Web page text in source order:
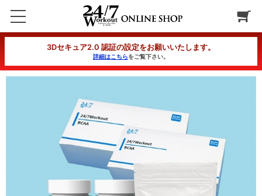
ボディメイクサポートセット スターターA 4か月コース契約者特別割引(20%OFF)
3Dセキュア2.0 認証の設定をお願いいたします。
詳細はこちらをご覧下さい。